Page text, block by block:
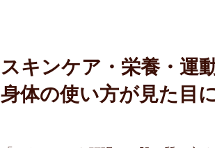
スキンケア・栄養・運
身体の使い方が見た目